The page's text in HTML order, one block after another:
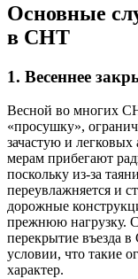
Основные
в СНТ
1. Весеннее
Весной во многих
«просушку»,
зачастую и
мерам прибегают
поскольку из-за
переувлажняется и
дорожные
прежнюю нагрузку.
перекрытие въезда
условии, что такие
характер.